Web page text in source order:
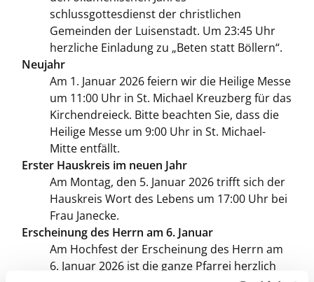
schlussgottesdienst der christlichen
Gemeinden der Luisenstadt. Um 23:45 Uhr
herzliche Einladung zu „Beten statt Böllern“.
Neujahr
Am 1. Januar 2026 feiern wir die Heilige Messe
um 11:00 Uhr in St. Michael Kreuzberg für das
Kirchendreieck. Bitte beachten Sie, dass die
Heilige Messe um 9:00 Uhr in St. Michael-
Mitte entfällt.
Erster Hauskreis im neuen Jahr
Am Montag, den 5. Januar 2026 trifft sich der
Hauskreis Wort des Lebens um 17:00 Uhr bei
Frau Janecke.
Erscheinung des Herrn am 6. Januar
Am Hochfest der Erscheinung des Herrn am
6. Januar 2026 ist die ganze Pfarrei herzlich